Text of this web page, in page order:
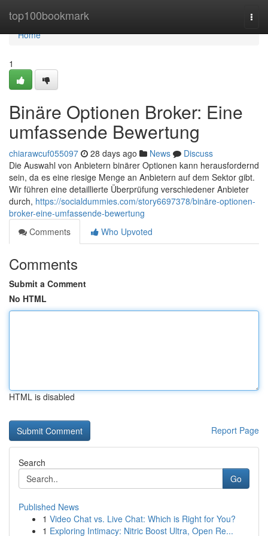
top100bookmark
Home
Home
1
Binäre Optionen Broker: Eine
umfassende Bewertung
chiarawcuf055097 28 days ago News
Discuss
Die Auswahl von Anbietern binärer Optionen kann herausfordernd
sein, da es eine riesige Menge an Anbietern auf dem Sektor gibt.
Wir führen eine detaillierte Überprüfung verschiedener Anbieter
durch, https://socialdummies.com/story6697378/binäre-optionen-
broker-eine-umfassende-bewertung
Comments
Who Upvoted
Comments
Submit a Comment
No HTML
HTML is disabled
Report Page
Search
Go
Published News
1 Video Chat vs. Live Chat: Which is Right for You?
1 Exploring Intimacy: Nitric Boost Ultra, Open Re...